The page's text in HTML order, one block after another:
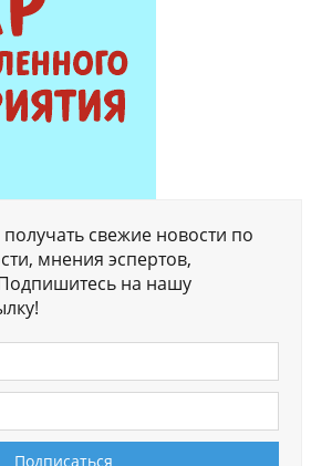
свежие новости по
мнения эспертов,
на нашу